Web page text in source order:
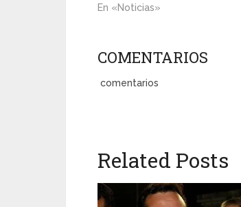
En «Noticias»
COMENTARIOS
comentarios
Related Posts